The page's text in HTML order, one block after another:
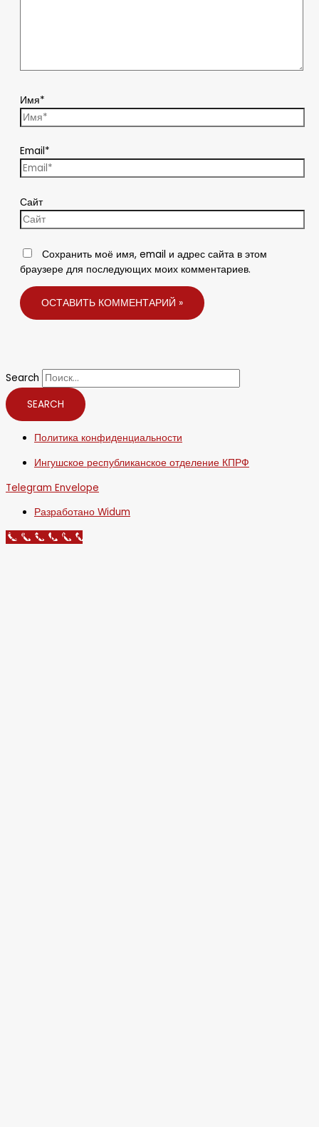
Имя*
Email*
Сайт
Сохранить моё имя, email и адрес сайта в этом
браузере для последующих моих комментариев.
Search
SEARCH
Политика конфиденциальности
Ингушское республиканское отделение КПРФ
Telegram Envelope
Разработано Widum
Call Now Button